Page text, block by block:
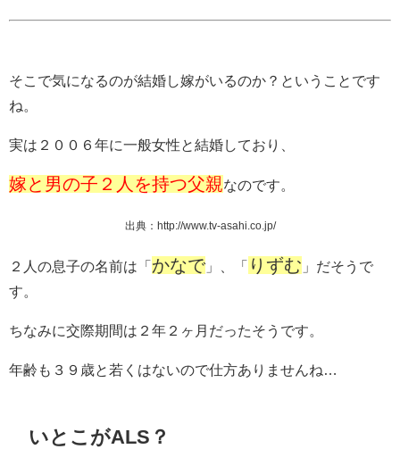
そこで気になるのが結婚し嫁がいるのか？ということです
ね。
実は２００６年に一般女性と結婚しており、
嫁と男の子２人を持つ父親なのです。
出典：http://www.tv-asahi.co.jp/
２人の息子の名前は「 かなで」、「 りずむ 」だそうで
す。
ちなみに交際期間は２年２ヶ月だったそうです。
年齢も３９歳と若くはないので仕方ありませんね…
いとこがALS？